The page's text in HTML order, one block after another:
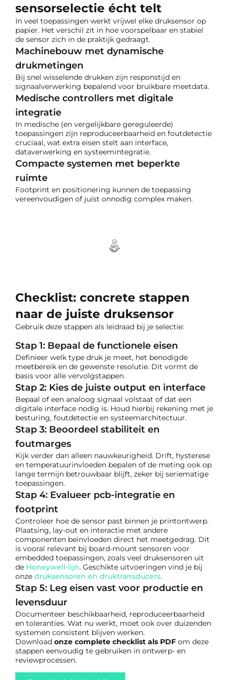
sensorselectie écht telt
In veel toepassingen werkt vrijwel elke druksensor op
papier. Het verschil zit in hoe voorspelbaar en stabiel
de sensor zich in de praktijk gedraagt.
Machinebouw met dynamische
drukmetingen
Bij snel wisselende drukken zijn responstijd en
signaalverwerking bepalend voor bruikbare meetdata.
Medische controllers met digitale
integratie
In medische (en vergelijkbare gereguleerde)
toepassingen zijn reproduceerbaarheid en foutdetectie
cruciaal, wat extra eisen stelt aan interface,
dataverwerking en systeemintegratie.
Compacte systemen met beperkte
ruimte
Footprint en positionering kunnen de toepassing
vereenvoudigen of juist onnodig complex maken.
Checklist: concrete stappen
naar de juiste druksensor
Gebruik deze stappen als leidraad bij je selectie:
Stap 1: Bepaal de functionele eisen
Definieer welk type druk je meet, het benodigde
meetbereik en de gewenste resolutie. Dit vormt de
basis voor alle vervolgstappen.
Stap 2: Kies de juiste output en interface
Bepaal of een analoog signaal volstaat of dat een
digitale interface nodig is. Houd hierbij rekening met je
besturing, foutdetectie en systeemarchitectuur.
Stap 3: Beoordeel stabiliteit en
foutmarges
Kijk verder dan alleen nauwkeurigheid. Drift, hysterese
en temperatuurinvloeden bepalen of de meting ook op
lange termijn betrouwbaar blijft, zeker bij seriematige
toepassingen.
Stap 4: Evalueer pcb-integratie en
footprint
Controleer hoe de sensor past binnen je printontwerp.
Plaatsing, lay-out en interactie met andere
componenten beïnvloeden direct het meetgedrag. Dit
is vooral relevant bij board-mount sensoren voor
embedded toepassingen, zoals veel druksensoren uit
de Honeywell-lijn. Geschikte uitvoeringen vind je bij
onze druksensoren en druktransducers.
Stap 5: Leg eisen vast voor productie en
levensduur
Documenteer beschikbaarheid, reproduceerbaarheid
en toleranties. Wat nu werkt, moet ook over duizenden
systemen consistent blijven werken.
Download onze complete checklist als PDF om deze
stappen eenvoudig te gebruiken in ontwerp- en
reviewprocessen.